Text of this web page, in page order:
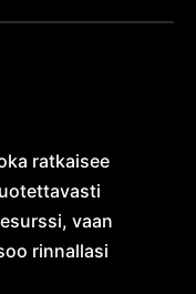
ratkaisee
vaan
rinnallasi